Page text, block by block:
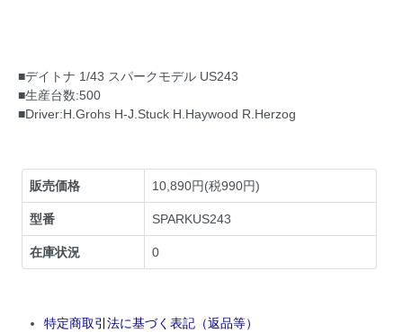
■デイトナ 1/43 スパークモデル US243
■生産台数:500
■Driver:H.Grohs H-J.Stuck H.Haywood R.Herzog
販売価格 10,890円(税990円)
型番 SPARKUS243
在庫状況 0
特定商取引法に基づく表記（返品等）